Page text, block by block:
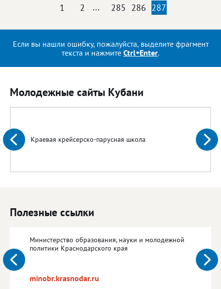
1 2 ... 285 286 287
Если вы нашли ошибку, пожалуйста, выделите фрагмент
текста и нажмите Ctrl+Enter.
Молодежные сайты Кубани
Краевая крейсерско-парусная школа
Полезные ссылки
Министерство образования, науки и молодежной
политики Краснодарского края
minobr.krasnodar.ru